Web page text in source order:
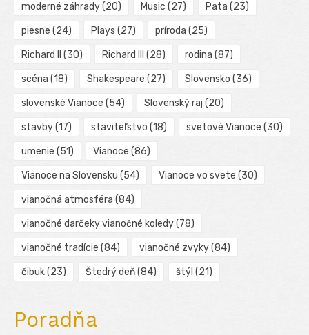
moderné záhrady(20) Music (27) Pata (23)
piesne (24) Plays (27) príroda (25)
Richard II (30) Richard III (28) rodina (87)
scéna (18) Shakespeare (27) Slovensko (36)
slovenské Vianoce (54) Slovenský raj (20)
stavby(17) staviteľstvo (18) svetové Vianoce (30)
umenie (51) Vianoce (86)
Vianoce na Slovensku (54) Vianoce vo svete (30)
vianočná atmosféra (84)
vianočné darčeky vianočné koledy(78)
vianočné tradície (84) vianočné zvyky(84)
čibuk(23) Štedrý deň(84) štýl (21)
Poradňa